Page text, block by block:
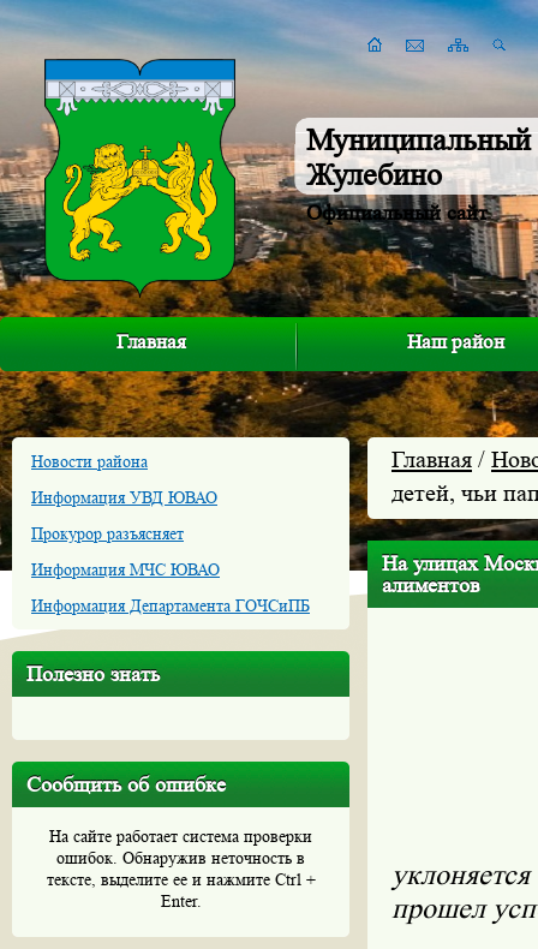
Муниципальный
Жулебино
Официальный сайт
Главная Наш район
Новости района
Информация УВД ЮВАО
Прокурор разъясняет
Информация МЧС ЮВАО
Информация Департамента ГОЧСиПБ
Полезно знать
Сообщить об ошибке
На сайте работает система проверки
ошибок. Обнаружив неточность в
тексте, выделите ее и нажмите Ctrl +
Enter.
Главная /
детей, чьи
На улицах
алиментов
прошел